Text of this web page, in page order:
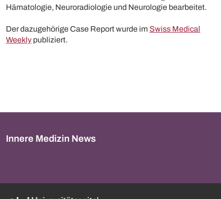
Hämatologie, Neuroradiologie und Neurologie bearbeitet.
Der dazugehörige Case Report wurde im Swiss Medical
Weekly publiziert.
Innere Medizin News